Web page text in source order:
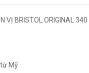
VỊ BRISTOL ORIGINAL 340
Mỹ